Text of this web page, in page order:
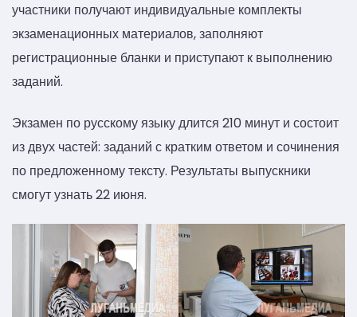
участники получают индивидуальные комплекты
экзаменационных материалов, заполняют
регистрационные бланки и приступают к выполнению
заданий.
Экзамен по русскому языку длится 210 минут и состоит
из двух частей: заданий с кратким ответом и сочинения
по предложенному тексту. Результаты выпускники
смогут узнать 22 июня.